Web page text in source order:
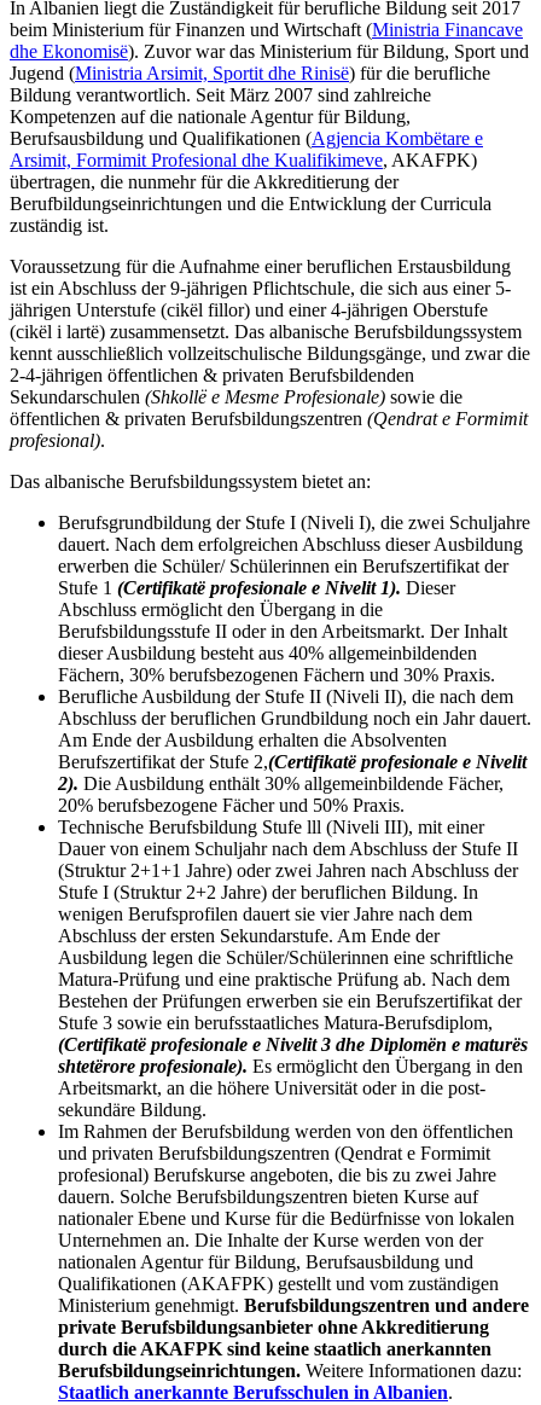
In Albanien liegt die Zuständigkeit für berufliche Bildung seit 2017
beim Ministerium für Finanzen und Wirtschaft (Ministria Financave
dhe Ekonomisë). Zuvor war das Ministerium für Bildung, Sport und
Jugend (Ministria Arsimit, Sportit dhe Rinisë) für die berufliche
Bildung verantwortlich. Seit März 2007 sind zahlreiche
Kompetenzen auf die nationale Agenturfür Bildung,
Berufsausbildung und Qualifikationen (Agjencia Kombëtare e
Arsimit, Formimit Profesional dhe Kualifikimeve, AKAFPK)
übertragen, die nunmehr für die Akkreditierung der
Berufbildungseinrichtungen und die Entwicklung der Curricula
zuständig ist.
Voraussetzung für die Aufnahme einer beruflichen Erstausbildung
ist ein Abschluss der 9-jährigen Pflichtschule, die sich aus einer 5-
jährigen Unterstufe (cikël fillor) und einer 4-jährigen Oberstufe
(cikël i lartë) zusammensetzt. Das albanische Berufsbildungssystem
kennt ausschließlich vollzeitschulische Bildungsgänge, und zwar die
2-4-jährigen öffentlichen & privaten Berufsbildenden
Sekundarschulen (Shkollë e Mesme Profesionale) sowie die
öffentlichen & privaten Berufsbildungszentren (Qendrat e Formimit
profesional).
Das albanische Berufsbildungssystem bietet an:
Berufsgrundbildung der Stufe I (Niveli I), die zwei Schuljahre
dauert. Nach dem erfolgreichen Abschluss dieser Ausbildung
erwerben die Schüler/ Schülerinnen ein Berufszertifikat der
Stufe 1 (Certifikatë profesionale e Nivelit 1). Dieser
Abschluss ermöglicht den Übergang in die
Berufsbildungsstufe II oder in den Arbeitsmarkt. Der Inhalt
dieser Ausbildung besteht aus 40% allgemeinbildenden
Fächern, 30% berufsbezogenen Fächern und 30% Praxis.
Berufliche Ausbildung der Stufe II (Niveli II), die nach dem
Abschluss der beruflichen Grundbildung noch ein Jahr dauert.
Am Ende der Ausbildung erhalten die Absolventen
Berufszertifikat der Stufe 2,(Certifikatë profesionale e Nivelit
2). Die Ausbildung enthält 30% allgemeinbildende Fächer,
20% berufsbezogene Fächer und 50% Praxis.
Technische Berufsbildung Stufe lll (Niveli III), mit einer
Dauer von einem Schuljahr nach dem Abschluss der Stufe II
(Struktur 2+1+1 Jahre) oder zwei Jahren nach Abschluss der
Stufe I (Struktur 2+2 Jahre) der beruflichen Bildung. In
wenigen Berufsprofilen dauert sie vier Jahre nach dem
Abschluss der ersten Sekundarstufe. Am Ende der
Ausbildung legen die Schüler/Schülerinnen eine schriftliche
Matura-Prüfung und eine praktische Prüfung ab. Nach dem
Bestehen der Prüfungen erwerben sie ein Berufszertifikat der
Stufe 3 sowie ein berufsstaatliches Matura-Berufsdiplom,
(Certifikatë profesionale e Nivelit 3 dhe Diplomën e maturës
shtetërore profesionale). Es ermöglicht den Übergang in den
Arbeitsmarkt, an die höhere Universität oder in die post-
sekundäre Bildung.
Im Rahmen der Berufsbildung werden von den öffentlichen
und privaten Berufsbildungszentren (Qendrat e Formimit
profesional) Berufskurse angeboten, die bis zu zwei Jahre
dauern. Solche Berufsbildungszentren bieten Kurse auf
nationaler Ebene und Kurse für die Bedürfnisse von lokalen
Unternehmen an. Die Inhalte der Kurse werden von der
nationalen Agenturfür Bildung, Berufsausbildung und
Qualifikationen (AKAFPK) gestellt und vom zuständigen
Ministerium genehmigt. Berufsbildungszentren und andere
private Berufsbildungsanbieter ohne Akkreditierung
durch die AKAFPK sind keine staatlich anerkannten
Berufsbildungseinrichtungen. Weitere Informationen dazu:
Staatlich anerkannte Berufsschulen in Albanien.